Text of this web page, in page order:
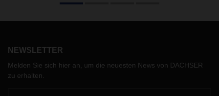
Transformationen auch für eine Neu- und Umgestaltung der
DACHSER magazin.
NEWSLETTER
Melden Sie sich hier an, um die neuesten News von DACHSER
zu erhalten.